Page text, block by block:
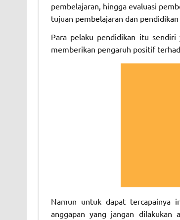
pembelajaran, hingga evaluasi
tujuan pembelajaran dan
Para pelaku pendidikan itu sendiri
memberikan pengaruh positif
Namun untuk dapat tercapainya
anggapan yang jangan